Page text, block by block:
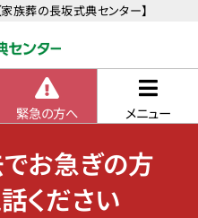
族葬の長坂式典センター】
緊急の方へ メニュー
でお急ぎの方
ください